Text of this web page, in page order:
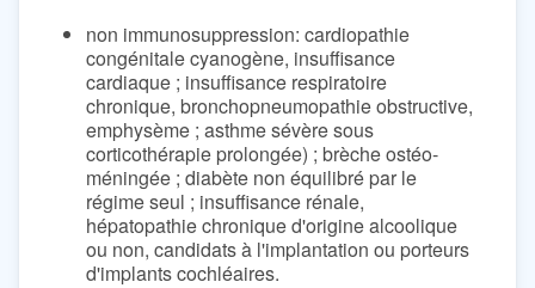
non immunosuppression: cardiopathie
congénitale cyanogène, insuffisance
cardiaque ; insuffisance respiratoire
chronique, bronchopneumopathie obstructive,
emphysème ; asthme sévère sous
corticothérapie prolongée) ; brèche ostéo-
méningée ; diabète non équilibré par le
régime seul ; insuffisance rénale,
hépatopathie chronique d'origine alcoolique
ou non, candidats à l'implantation ou porteurs
d'implants cochléaires.